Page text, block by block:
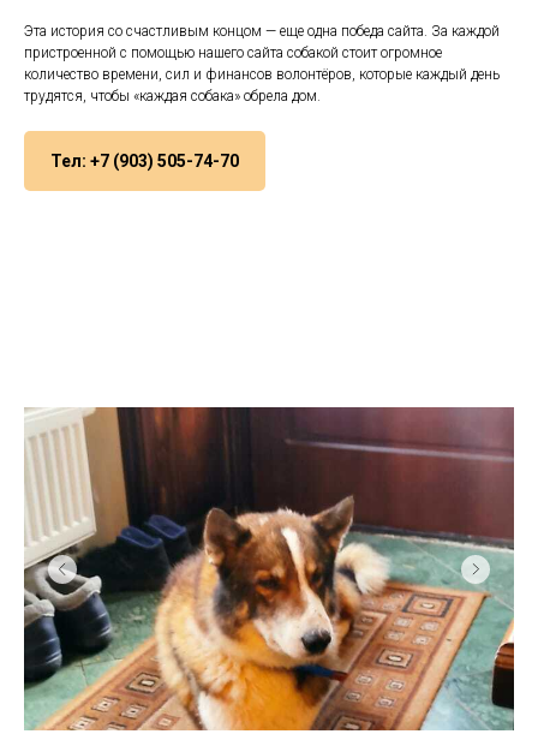
Эта история со счастливым концом — еще одна победа сайта. За каждой
пристроенной с помощью нашего сайта собакой стоит огромное
количество времени, сил и финансов волонтёров, которые каждый день
трудятся, чтобы «каждая собака» обрела дом.
Тел: +7 (903) 505-74-70